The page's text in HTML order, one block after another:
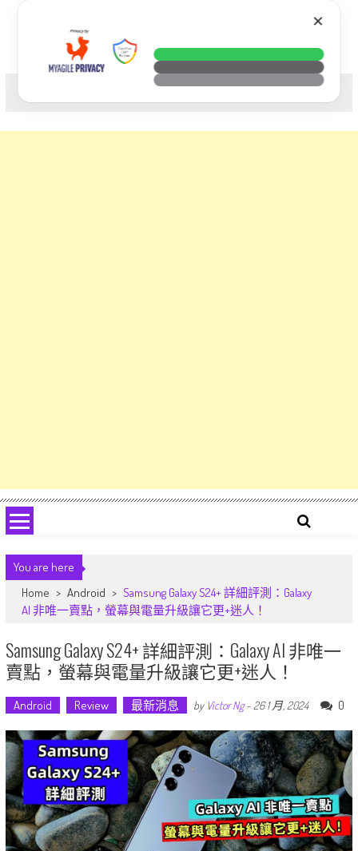
科技. 生活. 攝影.
You are here
Home > Android > Samsung Galaxy S24+ 詳細評測：Galaxy
AI 非唯一賣點，螢幕與電量升級讓它更+迷人！
Samsung Galaxy S24+ 詳細評測：Galaxy AI 非唯一
賣點，螢幕與電量升級讓它更+迷人！
Android Review 最新消息 by Victor Ng- 26 1 月, 2024 0
✕